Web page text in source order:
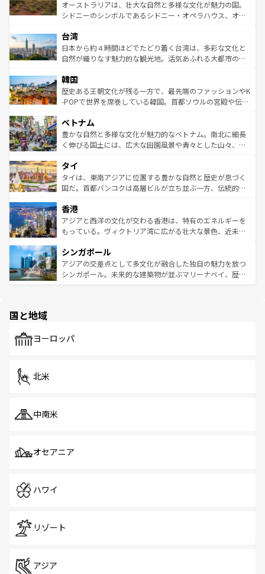
るだろう。車でのロードトリップや列車の旅も、アメリカ
情報は
おすすめ。エメラルドグリーンに輝く海をはじめ、豊かな
文化や歴史が息づいている。「アロハスピリット」と呼ば
人々、おいしいローカルフードやハワイアンミュージッ
ク、伝統的なフラダンスなど、すべてがハワイの魅力を彩
っている。訪れるたびに新しい発見と感動が待っているハ
はコンテンツ一覧
オーストラリアは、壮大な自然と多様な文化が魅力の国。
シドニーのシンボルであるシドニー・オペラハウス、オー
リアリーフや大陸中央部にそびえるウルル（エアーズロッ
ク）、タスマニアの美しい原生林やケアンズの熱帯雨林な
ど、見どころがたくさん。また、カフェやワイン、オージ
いる。アクティビティも充実しており、サーフィンやダイ
ビング、ハイキングなど、アウトドア好きにはたまらな
い。オーストラリアの多彩な魅力を存分に味わいつくそ
参照してほしい。
台湾
日本から約４時間ほどでたどり着く台湾は、多彩な文化と
自然が織りなす魅力的な観光地。活気あふれる大都市の台
ン）、静ひつな山岳地帯である台湾東部など、都市の喧騒
と山間の静けさが共存しており、訪れる人に新しい発見と
驚きをもたらしてくれる。また、奥深い台湾の食文化も魅
容にもいいと評判のスイーツなど、バラエティ豊かな料理
が味わえる。 なお、新着の台湾情報は コンテンツ一覧を参
照してほしい。
韓国
歴史ある王朝文化が残る一方で、最先端のファッションやK
-POPで世界を席巻している韓国。首都ソウルの宮殿や伝統
き、地方に足を延ばせば四季折々の自然美を楽しむことが
できる。そして、キムチや焼肉、絶品のストリートフード
まで、さまざまな韓国料理が待っている。夜には、韓国な
リティに包まれながら、韓国の多彩な魅力を心ゆくまで味
わってみてほしい。 なお、新着の韓国情報はコンテンツ一
覧を参照してほしい。
ベトナム
豊かな自然と多様な文化が魅力的なベトナム。南北に細長
く伸びる国土には、広大な田園風景や青々とした山々、世
急速な発展と共に伝統が息づく。ハノイの古い町並みやホ
ーチミン市のフランス統治時代の建物も、独特の雰囲気を
醸し出している。また、バラエティの豊かさとおいしさで
とつ。フォーやバインミー、ベトナムコーヒーなどは、ぜ
ひ現地で味わいたい。どの地域を訪れてもあたたかい人々
が旅行者を迎えてくれるので、きっと忘れられない旅にな
参照してほしい。
タイ
タイは、東南アジアに位置する豊かな自然と歴史が息づく
国だ。首都バンコクは高層ビルが立ち並ぶ一方、伝統的な
の活気が交差している。北部ではチェンマイなどの山岳地
帯で自然と触れ合い、南部ではプーケットやクラビの美し
いビーチでリゾート気分を楽しむことができる。タイ料理
激する。気候は一年中温暖で、どの季節にも異なる楽しみ
が待っている。親しみやすいタイの人々、仏教を中心とし
た文化、そして多様な観光資源が、訪れる旅人を魅了し続
香港
アジアと西洋の文化が交わる香港は、特有のエネルギーを
もっている。ヴィクトリア湾に広がる壮大な景色、近未来
み、どこを訪れても感動するはず。観光スポットが密集し
ており、効率よく見どころを回れるのも魅力。息をのむよ
うな絶景から文化的な体験まで、香港を存分に楽しみ尽く
シンガポール
アジアの交差点として多文化が融合した独自の魅力を放つ
シンガポール。未来的な建築物が並ぶマリーナベイ、歴史
で、ホーカーズは地元の風情を楽しめる外せないスポット
国と地域
ヨーロッパ
北米
中南米
オセアニア
ハワイ
リゾート
アジア